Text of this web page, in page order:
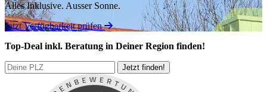
Alles Inklusive. Ausser Sonne.
Jetzt Verfügbarkeit prüfen
Top-Deal inkl. Beratung in Deiner Region finden!